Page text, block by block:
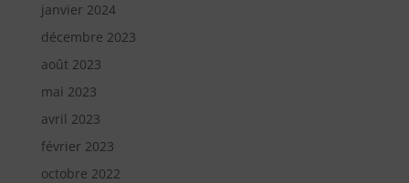
janvier 2024
décembre 2023
août 2023
mai 2023
avril 2023
février 2023
octobre 2022